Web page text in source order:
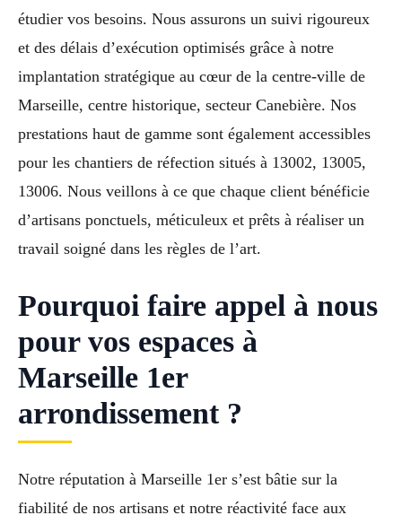
étudier vos besoins. Nous assurons un suivi rigoureux
et des délais d’exécution optimisés grâce à notre
implantation stratégique au cœur de la centre-ville de
Marseille, centre historique, secteur Canebière. Nos
prestations haut de gamme sont également accessibles
pour les chantiers de réfection situés à 13002, 13005,
13006. Nous veillons à ce que chaque client bénéficie
d’artisans ponctuels, méticuleux et prêts à réaliser un
travail soigné dans les règles de l’art.
Pourquoi faire appel à nous
pour vos espaces à
Marseille 1er
arrondissement ?
Notre réputation à Marseille 1er s’est bâtie sur la
fiabilité de nos artisans et notre réactivité face aux